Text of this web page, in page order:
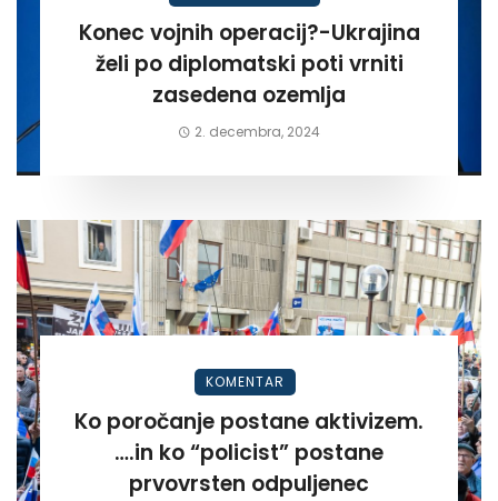
Konec vojnih operacij?-Ukrajina
želi po diplomatski poti vrniti
zasedena ozemlja
2. decembra, 2024
KOMENTAR
Ko poročanje postane aktivizem.
….in ko “policist” postane
prvovrsten odpuljenec